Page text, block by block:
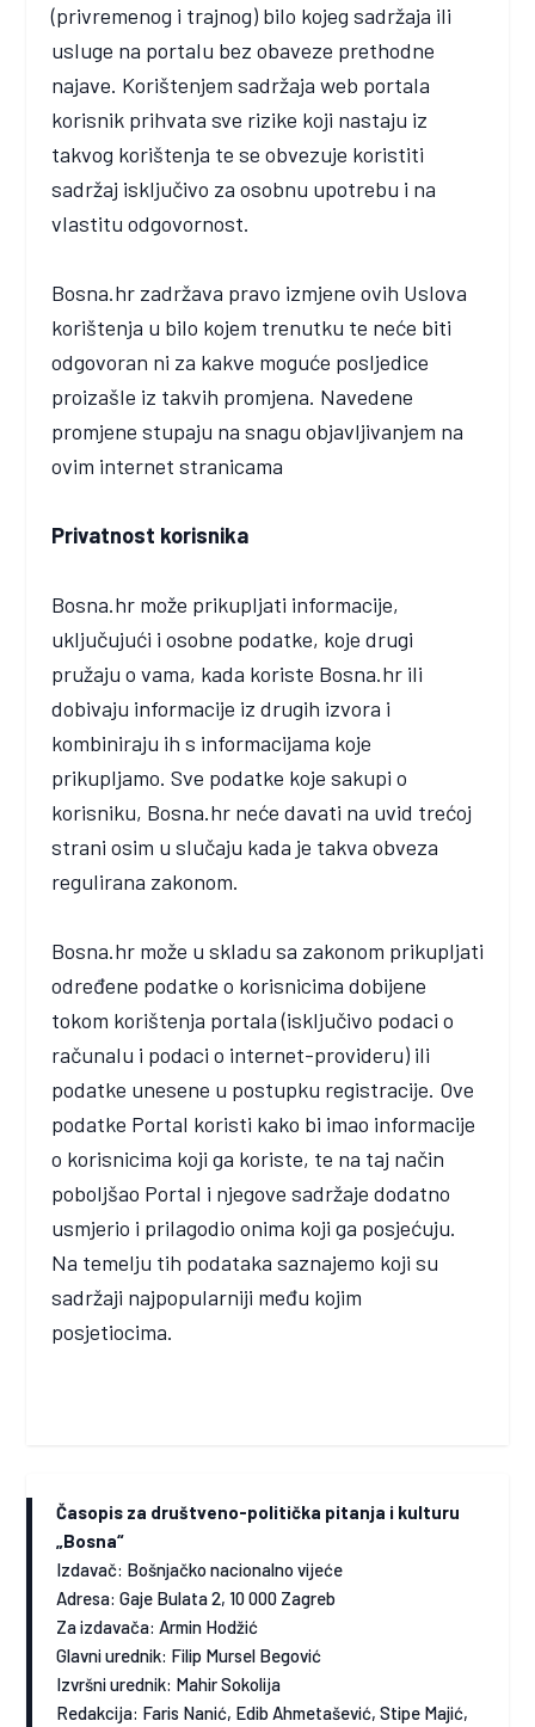
(privremenog i trajnog) bilo kojeg sadržaja ili
usluge na portalu bez obaveze prethodne
najave. Korištenjem sadržaja web portala
korisnik prihvata sve rizike koji nastaju iz
takvog korištenja te se obvezuje koristiti
sadržaj isključivo za osobnu upotrebu i na
vlastitu odgovornost.
Bosna.hr zadržava pravo izmjene ovih Uslova
korištenja u bilo kojem trenutku te neće biti
odgovoran ni za kakve moguće posljedice
proizašle iz takvih promjena. Navedene
promjene stupaju na snagu objavljivanjem na
ovim internet stranicama
Privatnost korisnika
Bosna.hr može prikupljati informacije,
uključujući i osobne podatke, koje drugi
pružaju o vama, kada koriste Bosna.hr ili
dobivaju informacije iz drugih izvora i
kombiniraju ih s informacijama koje
prikupljamo. Sve podatke koje sakupi o
korisniku, Bosna.hr neće davati na uvid trećoj
strani osim u slučaju kada je takva obveza
regulirana zakonom.
Bosna.hr može u skladu sa zakonom prikupljati
određene podatke o korisnicima dobijene
tokom korištenja portala (isključivo podaci o
računalu i podaci o internet-provideru) ili
podatke unesene u postupku registracije. Ove
podatke Portal koristi kako bi imao informacije
o korisnicima koji ga koriste, te na taj način
poboljšao Portal i njegove sadržaje dodatno
usmjerio i prilagodio onima koji ga posjećuju.
Na temelju tih podataka saznajemo koji su
sadržaji najpopularniji među kojim
posjetiocima.
Časopis za društveno-politička pitanja i kulturu
„Bosna“
Izdavač: Bošnjačko nacionalno vijeće
Adresa: Gaje Bulata 2, 10 000 Zagreb
Za izdavača: Armin Hodžić
Glavni urednik: Filip Mursel Begović
Izvršni urednik: Mahir Sokolija
Redakcija: Faris Nanić, Edib Ahmetašević, Stipe Majić,